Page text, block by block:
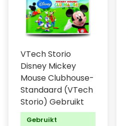
VTech Storio
Disney Mickey
Mouse Clubhouse-
Standaard (VTech
Storio) Gebruikt
Gebruikt